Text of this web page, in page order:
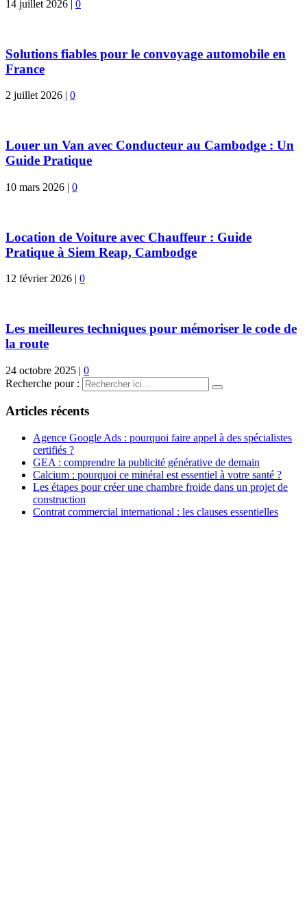
14 juillet 2026 0
Solutions fiables pour le convoyage automobile en
France
2 juillet 2026 | 0
Louer un Van avec Conducteur au Cambodge : Un
Guide Pratique
10 mars 2026 | 0
Location de Voiture avec Chauffeur : Guide
Pratique à Siem Reap, Cambodge
12 février 2026 | 0
Les meilleures techniques pour mémoriser le code de
la route
24 octobre 2025 | 0
Recherche pour :
Articles récents
Agence Google Ads : pourquoi faire appel à des spécialistes
certifiés ?
GEA : comprendre la publicité générative de demain
Calcium : pourquoi ce minéral est essentiel à votre santé ?
Les étapes pour créer une chambre froide dans un projet de
construction
Contrat commercial international : les clauses essentielles